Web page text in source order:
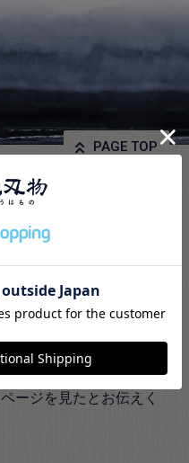
PAGE TOP
せ
ージを見たとお伝えく